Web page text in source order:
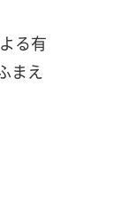
る有
まえ